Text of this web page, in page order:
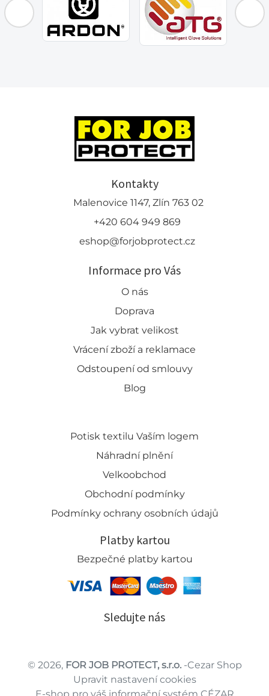
Kontakty
Malenovice 1147, Zlín 763 02
+420 604 949 869
eshop@forjobprotect.cz
Informace pro Vás
O nás
Doprava
Jak vybrat velikost
Vrácení zboží a reklamace
Odstoupení od smlouvy
Blog
Potisk textilu Vaším logem
Náhradní plnění
Velkoobchod
Obchodní podmínky
Podmínky ochrany osobních údajů
Platby kartou
Bezpečné platby kartou
Sledujte nás
© 2026, FOR JOB PROTECT, s.r.o.-Cezar Shop
Upravit nastavení cookies
E-shop pro váš informační systém CÉZAR